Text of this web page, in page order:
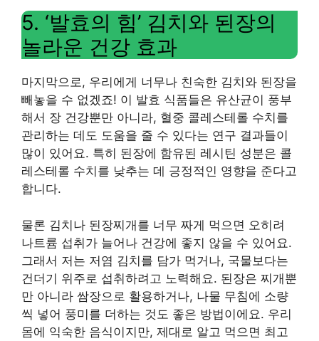
5. ‘발효의 힘’ 김치와 된장의
놀라운 건강 효과
마지막으로, 우리에게 너무나 친숙한 김치와 된장을
빼놓을 수 없겠죠! 이 발효 식품들은 유산균이 풍부
해서 장 건강뿐만 아니라, 혈중 콜레스테롤 수치를
관리하는 데도 도움을 줄 수 있다는 연구 결과들이
많이 있어요. 특히 된장에 함유된 레시틴 성분은 콜
레스테롤 수치를 낮추는 데 긍정적인 영향을 준다고
합니다.
물론 김치나 된장찌개를 너무 짜게 먹으면 오히려
나트륨 섭취가 늘어나 건강에 좋지 않을 수 있어요.
그래서 저는 저염 김치를 담가 먹거나, 국물보다는
건더기 위주로 섭취하려고 노력해요. 된장은 찌개뿐
만 아니라 쌈장으로 활용하거나, 나물 무침에 소량
씩 넣어 풍미를 더하는 것도 좋은 방법이에요. 우리
몸에 익숙한 음식이지만, 제대로 알고 먹으면 최고